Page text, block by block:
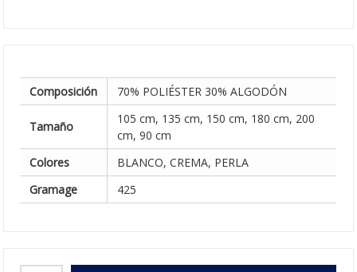
Composición 70% POLIÉSTER 30% ALGODÓN
Tamaño
105 cm, 135 cm, 150 cm, 180 cm, 200
cm, 90 cm
Colores
BLANCO, CREMA, PERLA
Gramage
425